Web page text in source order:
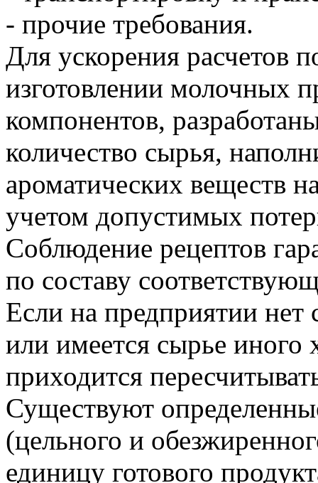
- прочие требования.
Для ускорения расчетов
изготовлении молочных
компонентов,
количество сырья,
ароматических веществ
учетом допустимых
Соблюдение рецептов
по составу
Если на предприятии нет
или имеется сырье иного
приходится
Существуют
(цельного и
единицу готового